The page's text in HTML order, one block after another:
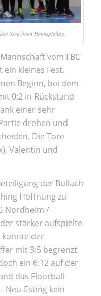
Sieg beim Heimspieltag.
vom FBC
kleines Fest.
Beginn, bei dem
0:2 in Rückstand
einer sehr
drehen und
Die Tore
Valentin und
der Bullach
Hoffnung zu
Nordheim /
stärker aufspielte
konnte der
mit 3:5 begrenzt
ein 6:12 auf der
das Floorball-
Neu-Esting kein